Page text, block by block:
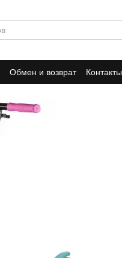
Обмен и возврат Контакты